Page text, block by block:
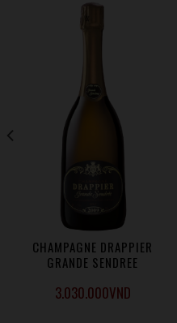
CHAMPAGNE DRAPPIER
GRANDE SENDREE
3.030.000VND